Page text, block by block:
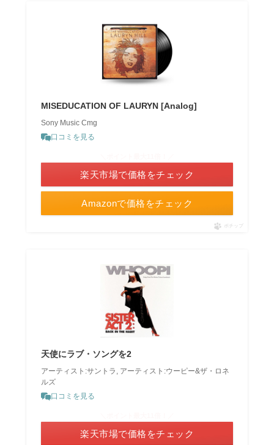
MISEDUCATION OF LAURYN [Analog]
Sony Music Cmg
口コミを見る
Amazonで価格をチェック
楽天市場で価格をチェック
ポチップ
天使にラブ・ソングを2
アーティスト:サントラ, アーティスト:ウーピー&ザ・ロネ
ルズ
口コミを見る
楽天市場で価格をチェック